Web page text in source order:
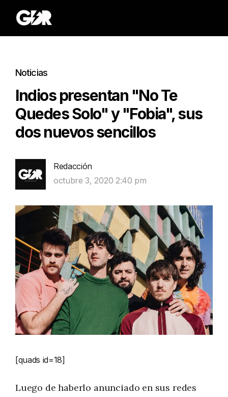
Noticias
Indios presentan "No Te
Quedes Solo" y "Fobia", sus
dos nuevos sencillos
Redacción
octubre 3, 2020 2:40 pm
[quads id=18]
Luego de haberlo anunciado en sus redes